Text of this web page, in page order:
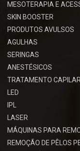
MESOTERAPIA E
SKIN BOOSTER
PRODUTOS AVULSOS
AGULHAS
SERINGAS
ANESTÉSICOS
TRATAMENTO
LED
IPL
LASER
MÁQUINAS PARA
REMOÇÃO DE PÊLOS